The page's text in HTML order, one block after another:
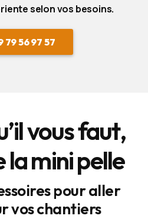
selon vos besoins.
79 56 97 57
vous faut,
la mini pelle
pour aller
vos chantiers